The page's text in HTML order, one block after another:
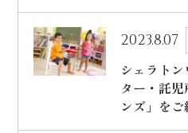
2023.8.07
シェラト
ター・託
ンズ」を
ハワイの最新情報
お問い合わせ 宿泊+航
宿泊予約のみのお客様